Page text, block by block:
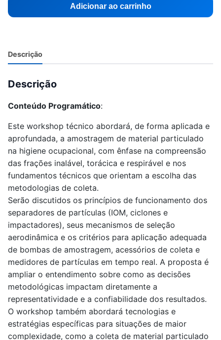
Adicionar ao carrinho
Descrição
Descrição
Conteúdo Programático:
Este workshop técnico abordará, de forma aplicada e
aprofundada, a amostragem de material particulado
na higiene ocupacional, com ênfase na compreensão
das frações inalável, torácica e respirável e nos
fundamentos técnicos que orientam a escolha das
metodologias de coleta.
Serão discutidos os princípios de funcionamento dos
separadores de partículas (IOM, ciclones e
impactadores), seus mecanismos de seleção
aerodinâmica e os critérios para aplicação adequada
de bombas de amostragem, acessórios de coleta e
medidores de partículas em tempo real. A proposta é
ampliar o entendimento sobre como as decisões
metodológicas impactam diretamente a
representatividade e a confiabilidade dos resultados.
O workshop também abordará tecnologias e
estratégias específicas para situações de maior
complexidade, como a coleta de material particulado